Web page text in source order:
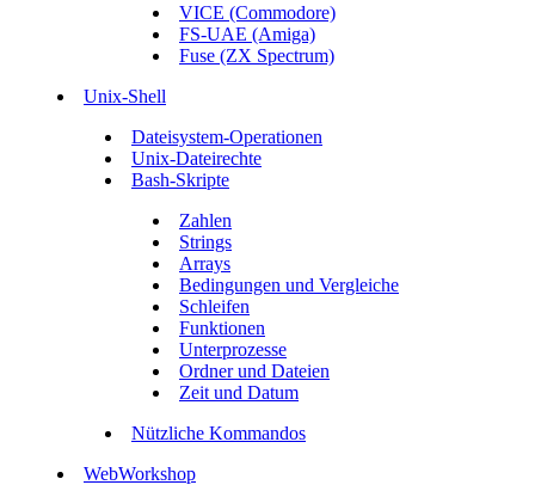
VICE (Commodore)
FS-UAE (Amiga)
Fuse (ZX Spectrum)
Unix-Shell
Dateisystem-Operationen
Unix-Dateirechte
Bash-Skripte
Zahlen
Strings
Arrays
Bedingungen und Vergleiche
Schleifen
Funktionen
Unterprozesse
Ordner und Dateien
Zeit und Datum
Nützliche Kommandos
WebWorkshop